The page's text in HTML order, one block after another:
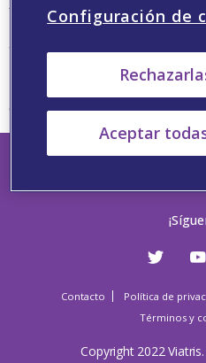
farmacéutica del mercado
100% en acompañar a los
trabajando desde la
para la gripe, pasando por el
con soluciones como el SPD
Contacto Política de
Términos y
Copyright 2022
Configuración de
Aceptar